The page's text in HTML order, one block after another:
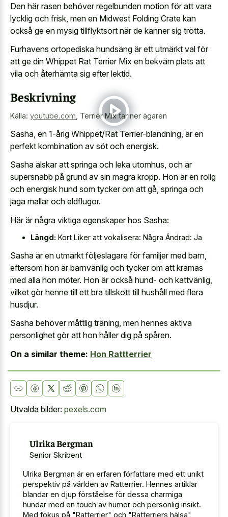
Den här rasen behöver regelbunden motion för att vara
lycklig och frisk, men en Midwest Folding Crate kan
också ge en mysig tillflyktsort när de känner sig trötta.
Furhavens ortopediska hundsäng är ett utmärkt val för
att ge din Whippet Rat Terrier Mix en bekväm plats att
vila och återhämta sig efter lektid.
Beskrivning
Källa: youtube.com, Terrier Mix tar ner ägaren
Sasha, en 1-årig Whippet/Rat Terrier-blandning, är en
perfekt kombination av söt och energisk.
Sasha älskar att springa och leka utomhus, och är
supersnabb på grund av sin magra kropp. Hon är en rolig
och energisk hund som tycker om att gå, springa och
jaga mallar och eldflugor.
Här är några viktiga egenskaper hos Sasha:
Längd: Kort Liker att vokalisera: Några Ändrad: Ja
Sasha är en utmärkt följeslagare för familjer med barn,
eftersom hon är barnvänlig och tycker om att kramas
med alla hon möter. Hon är också hund- och kattvänlig,
vilket gör henne till ett bra tillskott till hushåll med flera
husdjur.
Sasha behöver måttlig träning, men hennes aktiva
personlighet gör att hon håller dig på spåren.
On a similar theme: Hon Rattterrier
Utvalda bilder: pexels.com
Ulrika Bergman
Senior Skribent
Ulrika Bergman är en erfaren författare med ett unikt
perspektiv på världen av Ratterrier. Hennes artiklar
blandar en djup förståelse för dessa charmiga
hundar med en touch av humor och personlig insikt.
Med fokus på "Ratterrier" och "Ratterriers hälsa",